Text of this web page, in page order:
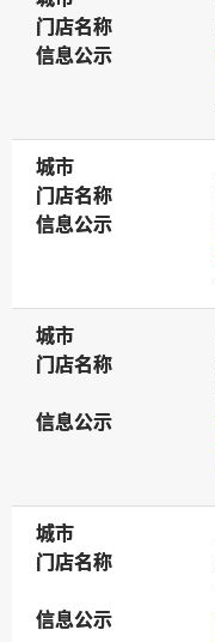
门店名称
门店名称
信息公示
信息公示
城市
城市
门店名称
门店名称
信息公示
信息公示
城市
城市
门店名称
门店名称
信息公示
信息公示
城市
城市
门店名称
门店名称
信息公示
信息公示